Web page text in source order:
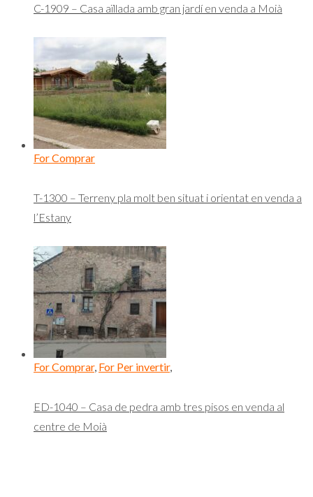
C-1909 – Casa aïllada amb gran jardí en venda a Moià
For Comprar
T-1300 – Terreny pla molt ben situat i orientat en venda a
l’Estany
For Comprar, For Per invertir,
ED-1040 – Casa de pedra amb tres pisos en venda al
centre de Moià